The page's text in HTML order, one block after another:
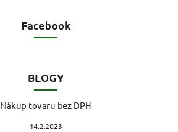
Facebook
BLOGY
Nákup tovaru bez DPH
14.2.2023